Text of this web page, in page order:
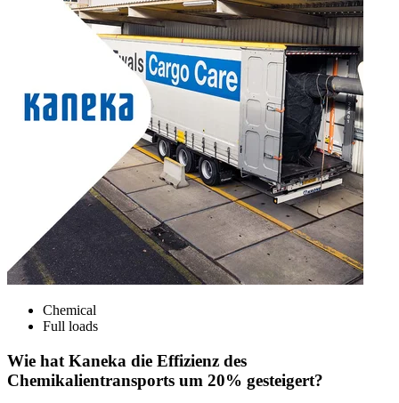
Chemical
Full loads
Wie hat Kaneka die Effizienz des
Chemikalientransports um 20% gesteigert?